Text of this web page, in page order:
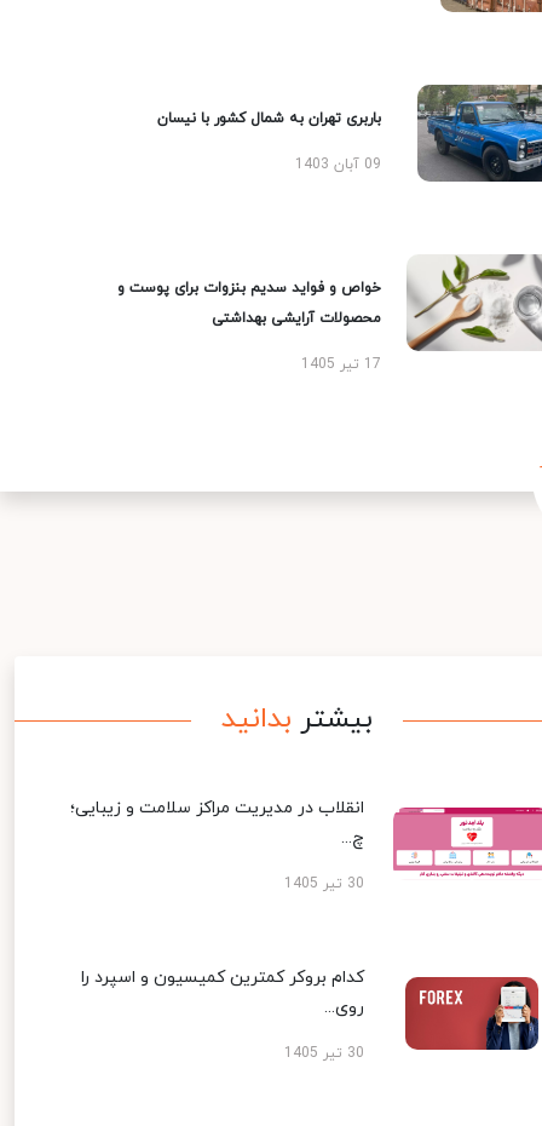
باربری تهران به شمال کشور با نیسان
09 آبان 1403
خواص و فواید سدیم بنزوات برای پوست و
محصولات آرایشی بهداشتی
17 تیر 1405
بیشتر بدانید
انقلاب در مدیریت مراکز سلامت و زیبایی؛
چ...
30 تیر 1405
کدام بروکر کمترین کمیسیون و اسپرد را
روی...
30 تیر 1405